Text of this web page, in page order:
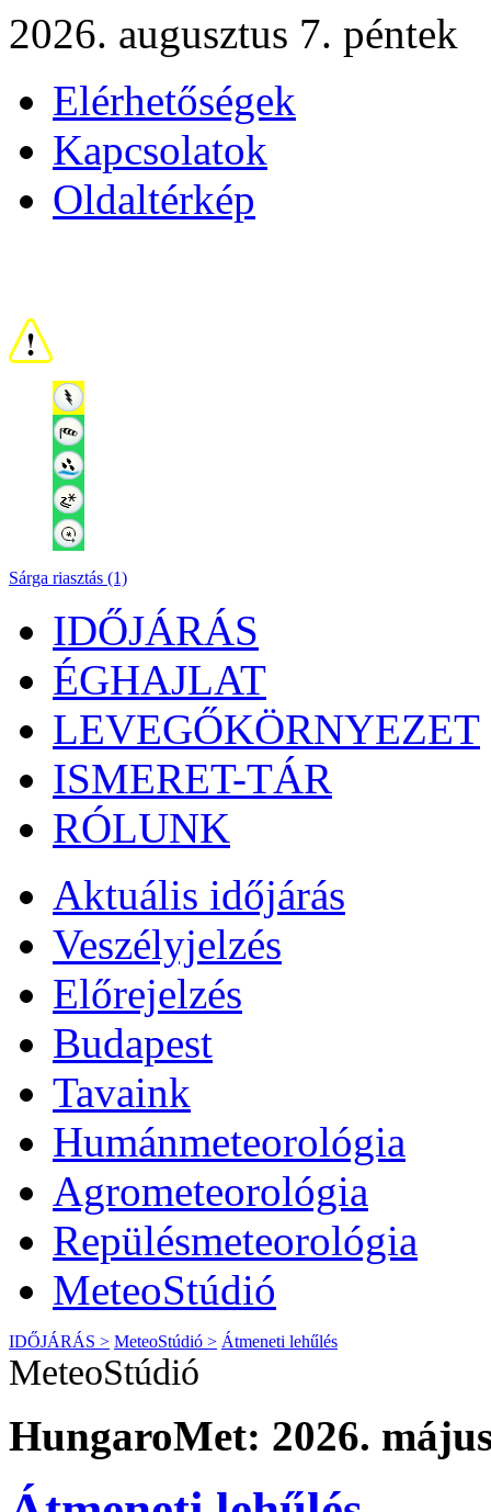
2026. augusztus 7. péntek
Elérhetőségek
Kapcsolatok
Oldaltérkép
Sárga riasztás (1)
IDŐJÁRÁS
ÉGHAJLAT
LEVEGŐKÖRNYEZET
ISMERET-TÁR
RÓLUNK
Aktuális időjárás
Veszélyjelzés
Előrejelzés
Budapest
Tavaink
Humánmeteorológia
Agrometeorológia
Repülésmeteorológia
MeteoStúdió
IDŐJÁRÁS > MeteoStúdió > Átmeneti lehűlés
MeteoStúdió
HungaroMet: 2026.